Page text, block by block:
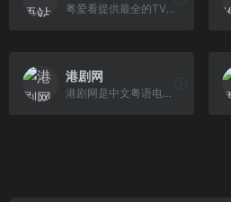
粤爱看提供最全的TVB电视剧,2019最新TVB港剧,香港电影,香港综艺,是业内更新速度最快,港剧最全的网站之一
港剧网
港剧网是中文粤语电视剧电影网站，提供2024最新港剧,tvb电视剧粤语版在线观看、香港剧排行榜、香港电影、香港综艺、香港明星影视全集等港剧相关服务！